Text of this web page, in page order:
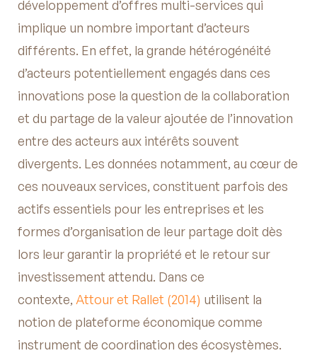
développement d’offres multi-services qui
implique un nombre important d’acteurs
différents. En effet, la grande hétérogénéité
d’acteurs potentiellement engagés dans ces
innovations pose la question de la collaboration
et du partage de la valeur ajoutée de l’innovation
entre des acteurs aux intérêts souvent
divergents. Les données notamment, au cœur de
ces nouveaux services, constituent parfois des
actifs essentiels pour les entreprises et les
formes d’organisation de leur partage doit dès
lors leur garantir la propriété et le retour sur
investissement attendu. Dans ce
contexte, Attour et Rallet (2014) utilisent la
notion de plateforme économique comme
instrument de coordination des écosystèmes.